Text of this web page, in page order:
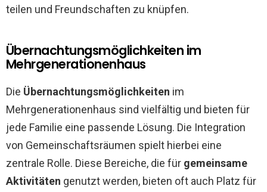
teilen und Freundschaften zu knüpfen.
Übernachtungsmöglichkeiten im
Mehrgenerationenhaus
Die Übernachtungsmöglichkeiten im
Mehrgenerationenhaus sind vielfältig und bieten für
jede Familie eine passende Lösung. Die Integration
von Gemeinschaftsräumen spielt hierbei eine
zentrale Rolle. Diese Bereiche, die für gemeinsame
Aktivitäten genutzt werden, bieten oft auch Platz für